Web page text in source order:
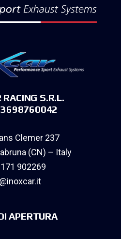
RACING S.R.L.
Clemer 237
(CN) – Italy
902269
APERTURA